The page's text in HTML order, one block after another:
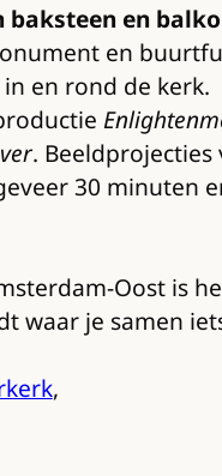
baksteen en
en
en rond de kerk.
.
30 minuten
Oost is
waar je samen
,